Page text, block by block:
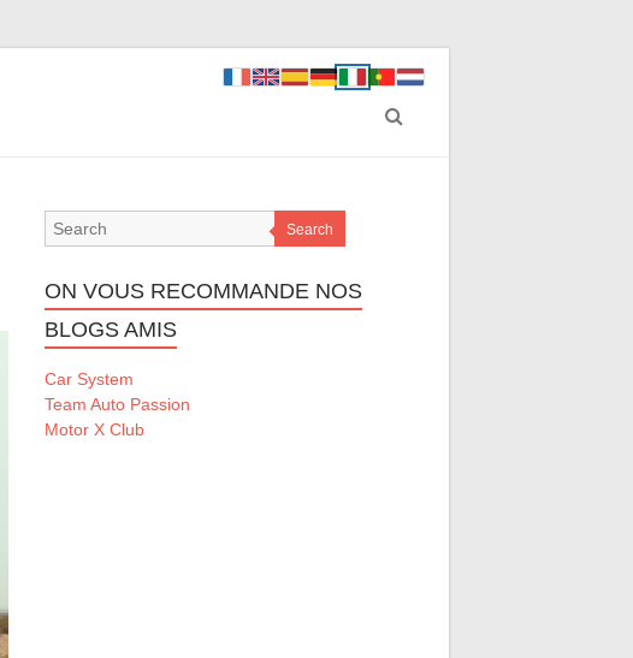
Search
ON VOUS RECOMMANDE NOS
BLOGS AMIS
Car System
Team Auto Passion
Motor X Club